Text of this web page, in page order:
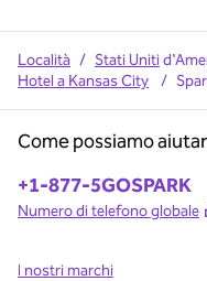
Località / Stati Uniti
Hotel a Kansas City
/
Come possiamo
Telefono:
+1-877-5GOSPARK
Numero di telefono globale
I nostri marchi